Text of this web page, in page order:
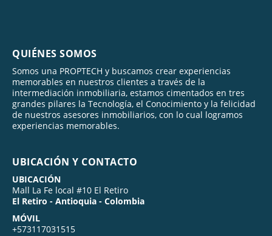
QUIÉNES SOMOS
Somos una PROPTECH y buscamos crear experiencias
memorables en nuestros clientes a través de la
intermediación inmobiliaria, estamos cimentados en tres
grandes pilares la Tecnología, el Conocimiento y la felicidad
de nuestros asesores inmobiliarios, con lo cual logramos
experiencias memorables.
UBICACIÓN Y CONTACTO
UBICACIÓN
Mall La Fe local #10 El Retiro
El Retiro - Antioquia - Colombia
MÓVIL
+573117031515